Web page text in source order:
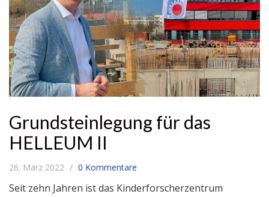
Grundsteinlegung für das
HELLEUM II
26. März 2022 0 Kommentare
Seit zehn Jahren ist das Kinderforscherzentrum